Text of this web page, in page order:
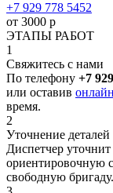
+7 929 778 5452
от 3000 р
ЭТАПЫ РАБОТ
1
Свяжитесь с нами
По телефону +7
или оставив
время.
2
Уточнение деталей
Диспетчер
ориентировочную
свободную бригаду.